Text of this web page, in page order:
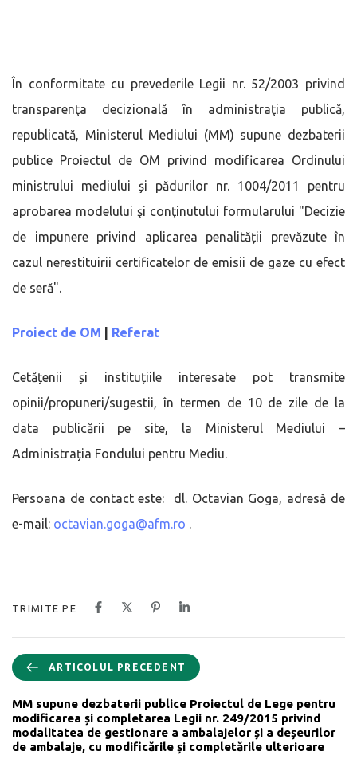
În conformitate cu prevederile Legii nr. 52/2003 privind
transparenţa decizională în administraţia publică,
republicată, Ministerul Mediului (MM) supune dezbaterii
publice Proiectul de OM privind modificarea Ordinului
ministrului mediului și pădurilor nr. 1004/2011 pentru
aprobarea modelului şi conţinutului formularului "Decizie
de impunere privind aplicarea penalității prevăzute în
cazul nerestituirii certificatelor de emisii de gaze cu efect
de seră".
Proiect de OM Referat
Cetățenii și instituțiile interesate pot transmite
opinii/propuneri/sugestii, în termen de 10 de zile de la
data publicării pe site, la Ministerul Mediului –
Administrația Fondului pentru Mediu.
Persoana de contact este: dl. Octavian Goga, adresă de
e-mail: octavian.goga@afm.ro .
TRIMITE PE
ARTICOLUL PRECEDENT
MM supune dezbaterii publice Proiectul de Lege pentru
modificarea și completarea Legii nr. 249/2015 privind
modalitatea de gestionare a ambalajelor și a deșeurilor
de ambalaje, cu modificările și completările ulterioare